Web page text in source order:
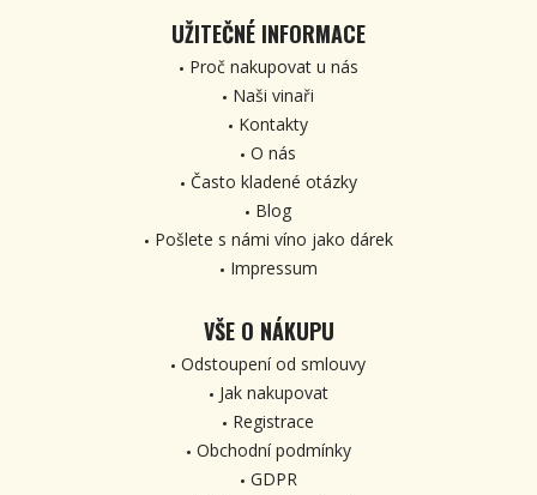
UŽITEČNÉ INFORMACE
Proč nakupovat u nás
Naši vinaři
Kontakty
O nás
Často kladené otázky
Blog
Pošlete s námi víno jako dárek
Impressum
VŠE O NÁKUPU
Odstoupení od smlouvy
Jak nakupovat
Registrace
Obchodní podmínky
GDPR